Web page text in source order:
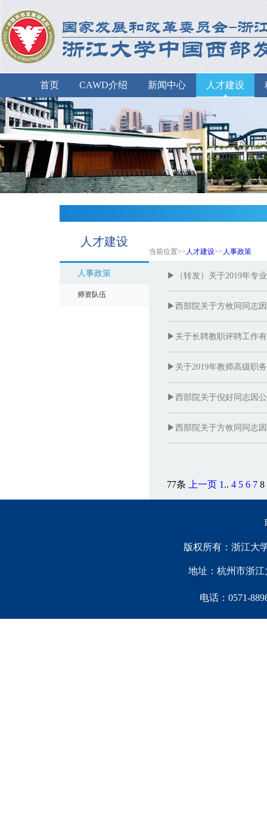
首页 CAWD介绍 新闻中心 人才建设
人才建设
当前位置>> 人才建设>> 人事政策
人事政策
师资队伍
▶（转发）关于2019年专
▶西部院关于方攸同同志
▶关于长聘教职评聘工作
▶关于2019年教师高级职
▶西部院关于倪好同志因
▶西部院关于方攸同同志
77条 上一页 1 .. 4 5 6 7 8
版权所有：浙江大
地址：杭州市浙江
电话：0571-